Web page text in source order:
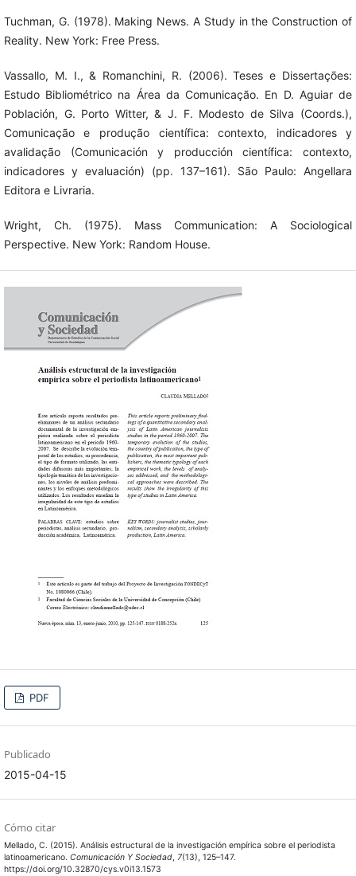
Tuchman, G. (1978). Making News. A Study in the Construction of
Reality. New York: Free Press.
Vassallo, M. I., & Romanchini, R. (2006). Teses e Dissertações:
Estudo Bibliométrico na Área da Comunicação. En D. Aguiar de
Población, G. Porto Witter, & J. F. Modesto de Silva (Coords.),
Comunicação e produção científica: contexto, indicadores y
avalidação (Comunicación y producción científica: contexto,
indicadores y evaluación) (pp. 137–161). São Paulo: Angellara
Editora e Livraria.
Wright, Ch. (1975). Mass Communication: A Sociological
Perspective. New York: Random House.
PDF
Publicado
2015-04-15
Cómo citar
Mellado, C. (2015). Análisis estructural de la investigación empírica sobre el periodista
latinoamericano. Comunicación Y Sociedad, 7(13), 125–147.
https://doi.org/10.32870/cys.v0i13.1573